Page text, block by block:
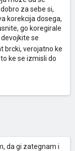
za sebe si,
korekcija dosega,
go koregirale
se
brcki, verojatno ke
ke se izmisli do
da gi zategnam i